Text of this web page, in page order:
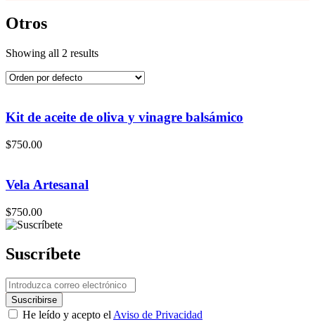
Otros
Showing all 2 results
Kit de aceite de oliva y vinagre balsámico
$750.00
Vela Artesanal
$750.00
Suscríbete
He leído y acepto el Aviso de Privacidad